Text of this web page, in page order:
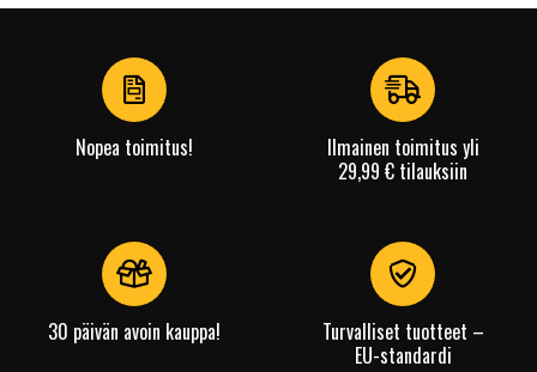
1
Nopea toimitus!
Ilmainen toimitus yli
29,99 € tilauksiin
30 päivän avoin kauppa!
Turvalliset tuotteet –
EU-standardi